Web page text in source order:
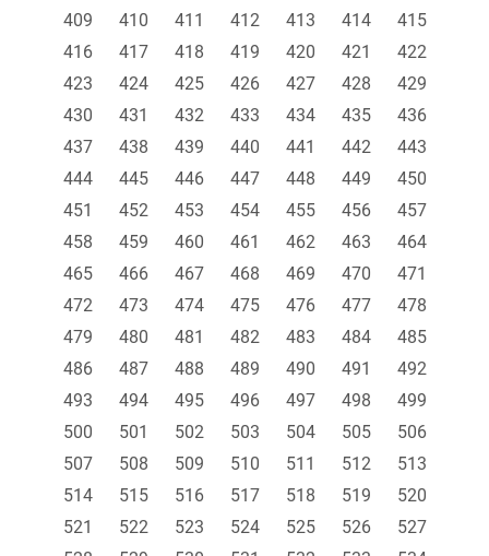
409
410 411 412 413 414
415
416
417 418 419 420 421
422
423
424 425 426 427 428
429
430
431 432 433 434 435
436
437
438 439 440 441 442
443
444
445 446 447 448 449
450
451
452 453 454 455 456
457
458
459 460 461 462 463
464
465
466 467 468 469 470
471
472
473 474 475 476 477
478
479
480 481 482 483 484
485
486
487 488 489 490 491
492
493
494 495 496 497 498
499
500
501 502 503 504 505
506
507
508 509 510 511 512
513
514
515 516 517 518 519
520
521
522 523 524 525 526
527